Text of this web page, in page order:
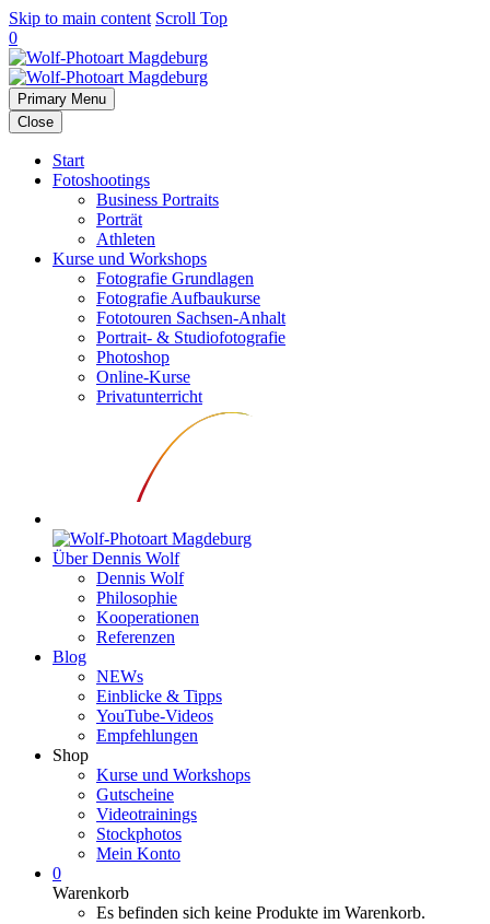
Skip to main content Scroll Top
0
Primary Menu
Close
Start
Fotoshootings
Business Portraits
Porträt
Athleten
Kurse und Workshops
Fotografie Grundlagen
Fotografie Aufbaukurse
Fototouren Sachsen-Anhalt
Portrait- & Studiofotografie
Photoshop
Online-Kurse
Privatunterricht
Über Dennis Wolf
Dennis Wolf
Philosophie
Kooperationen
Referenzen
Blog
NEWs
Einblicke & Tipps
YouTube-Videos
Empfehlungen
Shop
Kurse und Workshops
Gutscheine
Videotrainings
Stockphotos
Mein Konto
0
Warenkorb
Es befinden sich keine Produkte im Warenkorb.